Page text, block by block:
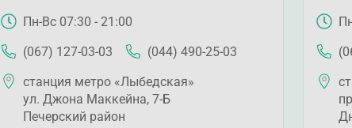
Пн-Вс 07:30 - 21:00
(067) 127-03-03
(044) 490-25-03
станция метро «Лыбедская»
ул. Джона Маккейна, 7-Б
Печерский район